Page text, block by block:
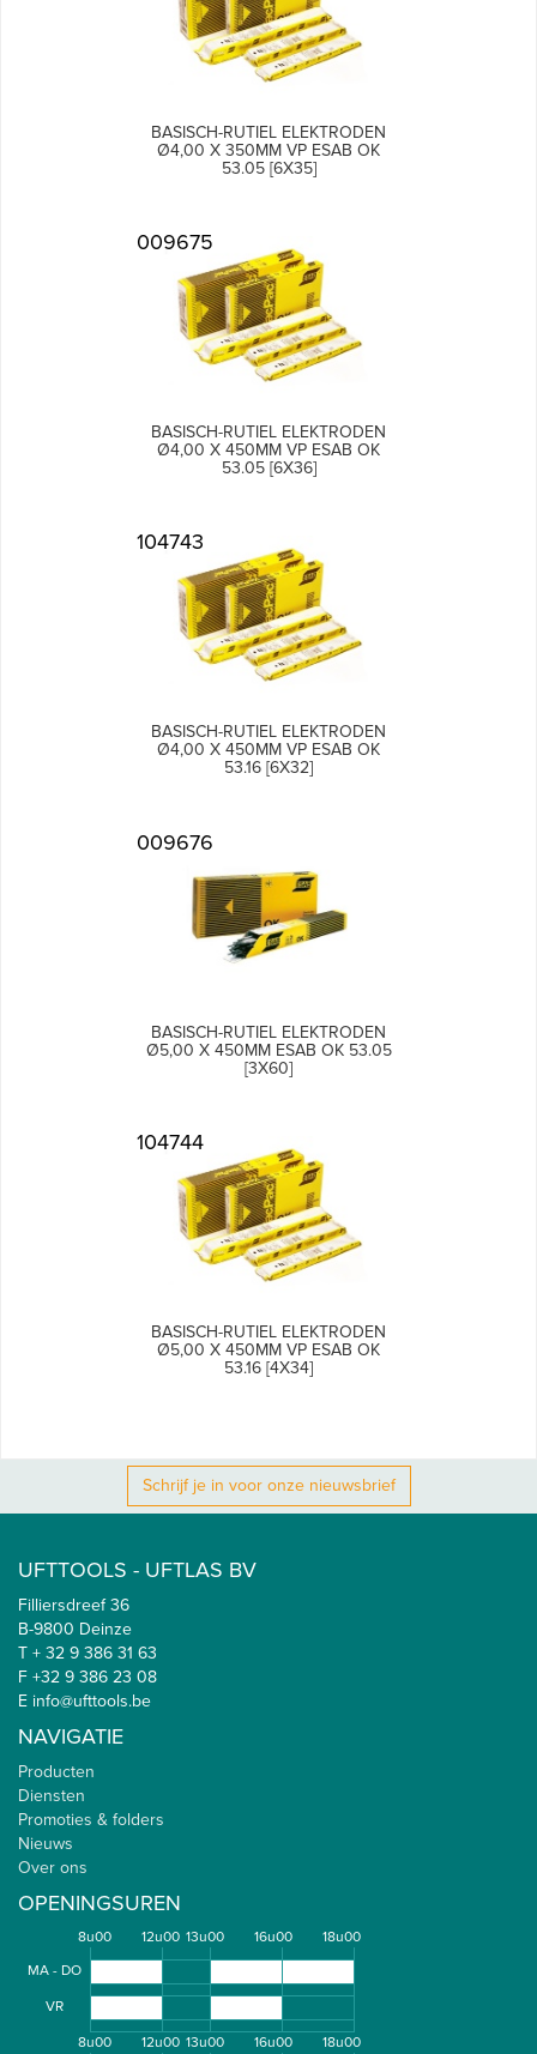
BASISCH-RUTIEL ELEKTRODEN
Ø4,00 X 350MM VP ESAB OK
53.05 [6X35]
009675
BASISCH-RUTIEL ELEKTRODEN
Ø4,00 X 450MM VP ESAB OK
53.05 [6X36]
104743
BASISCH-RUTIEL ELEKTRODEN
Ø4,00 X 450MM VP ESAB OK
53.16 [6X32]
009676
BASISCH-RUTIEL ELEKTRODEN
Ø5,00 X 450MM ESAB OK 53.05
[3X60]
104744
BASISCH-RUTIEL ELEKTRODEN
Ø5,00 X 450MM VP ESAB OK
53.16 [4X34]
Schrijf je in voor onze nieuwsbrief
UFTTOOLS - UFTLAS BV
Filliersdreef 36
B-9800 Deinze
T + 32 9 386 31 63
F +32 9 386 23 08
E info@ufttools.be
NAVIGATIE
Producten
Diensten
Promoties & folders
Nieuws
Over ons
OPENINGSUREN
8u00 12u00 13u00 16u00
18u00
MA - DO
VR
8u00 12u00 13u00 16u00 18u00